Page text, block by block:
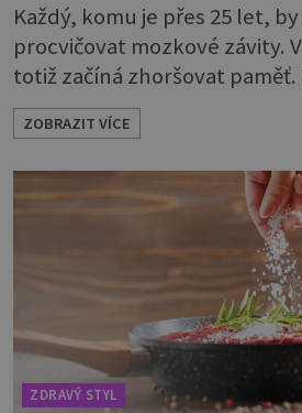
Každý, komu je přes 25 let,
procvičovat mozkové závity.
totiž začíná zhoršovat paměť.
problém vzpomenout si na
práce. Nebo marně v paměti
knížky, kterou jste nedávno
opravdu tak, s věkem jako
Procvičujte mozkové závity.
ZOBRAZIT VÍCE
ZDRAVÝ STYL